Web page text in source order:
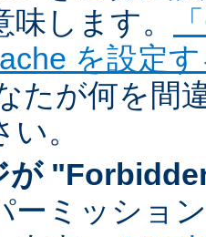
味します。
を設定
たが何を間
。
が
ーミッショ